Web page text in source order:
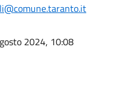
2024, 10:08